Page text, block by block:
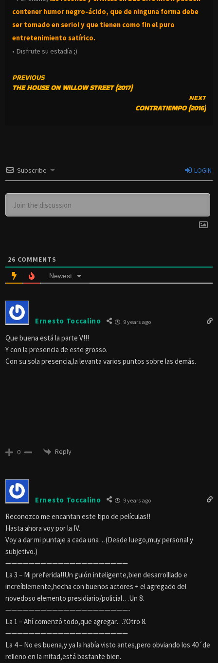
contener humor negro-ácido, que de ninguna forma debe
ser tomado en serio! y que tienen como fin el puro
entretenimiento satírico.
• Disfrute su estadía ;)
CONTINUE
READING
PREVIOUS
THE HOUSE ON WILLOW STREET (2017)
NEXT
CONTRATIEMPO (2016)
Subscribe LOGIN
26 COMMENTS
Newest
Ernesto Toccalino 9 years ago
Que buena está la parte V!!!
Y con la presencia de este grosso.
Con su sola presencia,la levanta varios puntos sobre las demás.
0 Reply
Ernesto Toccalino 9 years ago
Reconozco me encantan este tipo de películas!!
Hasta ahora voy por la IV.
Voy a dar mi puntaje a cada una…(Desde luego,muy personal y
subjetivo.)
—————————————————————
La 3 – Mi preferida!!Un guión inteligente,bien desarrolllado e
increíblemente,hecha con buenos actores + el agregado del
novedoso elemento presidiario/policial…Un 8.
—————————————————————-
La 1 – Ahí comenzó todo,que agregar…?Otro 8.
—————————————————————
La 4 – No es buena,y ya la había visto antes,pero obviando los 40´de
relleno en la mitad,está bastante bien.